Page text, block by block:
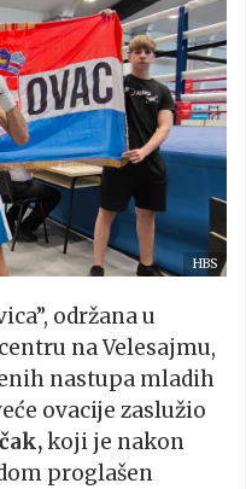
HBS
održana u
na Velesajmu,
nastupa mladih
ovacije zaslužio
koji je nakon
proglašen